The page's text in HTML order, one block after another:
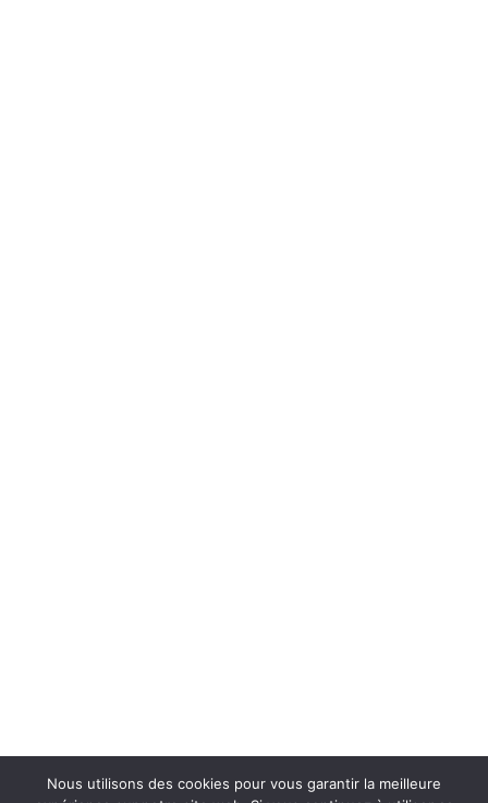
Nous utilisons des cookies pour vous garantir la meilleure